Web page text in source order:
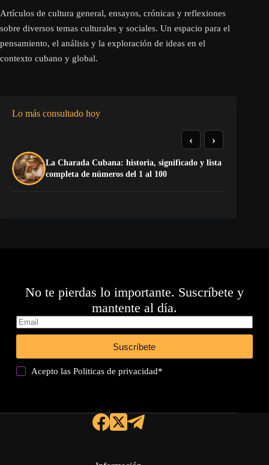
Artículos de cultura general, ensayos, crónicas y reflexiones
sobre diversos temas culturales y sociales. Un espacio para el
pensamiento, el análisis y la exploración de ideas en el
contexto cubano y global.
Lo más consultado hoy
La Charada Cubana: historia, significado y lista
completa de números del 1 al 100
‹ ›
No te pierdas lo importante. Suscríbete y
mantente al día.
Suscríbete
Acepto lasPoliticas de privacidad*